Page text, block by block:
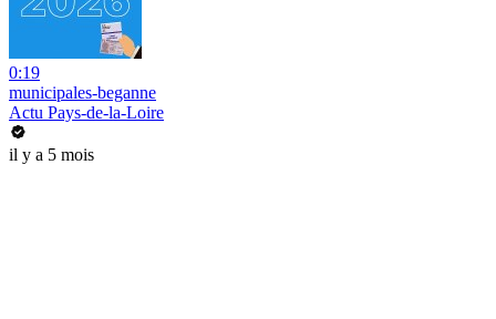
0:19
municipales-beganne
Actu Pays-de-la-Loire
il y a 5 mois